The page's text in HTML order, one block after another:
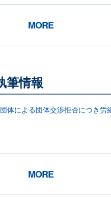
MORE
筆情報
体による団体交渉拒否につき
MORE